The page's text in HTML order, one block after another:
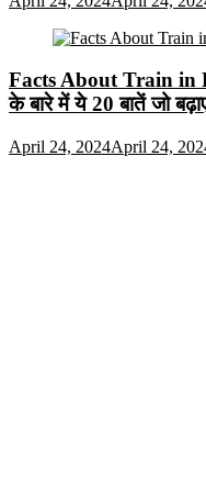
Facts About Train in
के बारे में ये 20 बातें जो
April 24, 2024April 24,